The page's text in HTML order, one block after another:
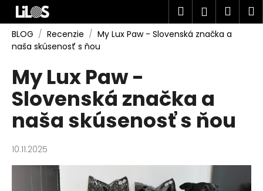
Prejsť
obsah
Hľadať
košík
BLOG / Recenzie / My Lux Paw - Slovenská značka a
naša skúsenosť s ňou
My Lux Paw -
Slovenská značka a
naša skúsenosť s ňou
10.11.2025
o Späť
Späť
o
p
o
t
r
e
b